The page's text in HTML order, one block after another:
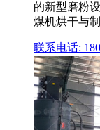
的新型磨粉
煤机烘干与
联系电话: